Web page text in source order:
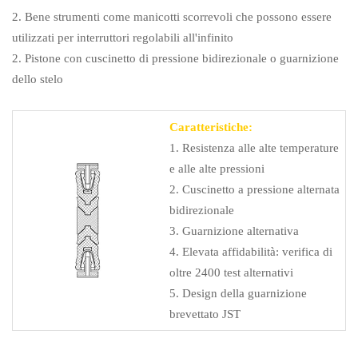
2. Bene strumenti come manicotti scorrevoli che possono essere
utilizzati per interruttori regolabili all'infinito
2. Pistone con cuscinetto di pressione bidirezionale o guarnizione
dello stelo
Caratteristiche:
1. Resistenza alle alte temperature
e alle alte pressioni
2. Cuscinetto a pressione alternata
bidirezionale
3. Guarnizione alternativa
4. Elevata affidabilità: verifica di
oltre 2400 test alternativi
5. Design della guarnizione
brevettato JST